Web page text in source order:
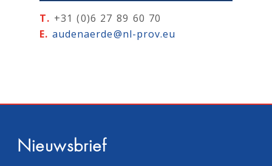
T. +31 (0)6 27 89 60 70
E. audenaerde@nl-prov.eu
Nieuwsbrief